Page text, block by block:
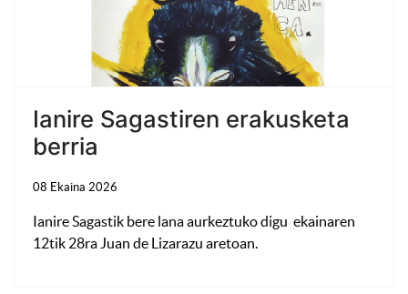
Ianire Sagastiren erakusketa
berria
08 Ekaina 2026
Ianire Sagastik bere lana aurkeztuko digu ekainaren
12tik 28ra Juan de Lizarazu aretoan.